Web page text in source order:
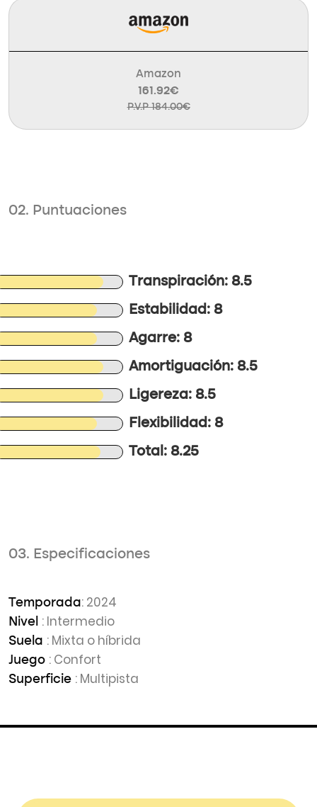
Amazon
161.92€
P.V.P 184.00€
02. Puntuaciones
Transpiración: 8.5
Estabilidad: 8
Agarre: 8
Amortiguación: 8.5
Ligereza: 8.5
Flexibilidad: 8
Total: 8.25
03. Especificaciones
Temporada: 2024
Nivel : Intermedio
Suela : Mixta o híbrida
Juego : Confort
Superficie : Multipista